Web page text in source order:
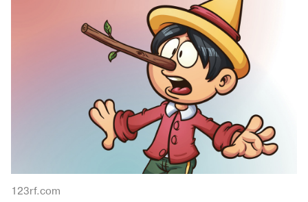
123rf.com